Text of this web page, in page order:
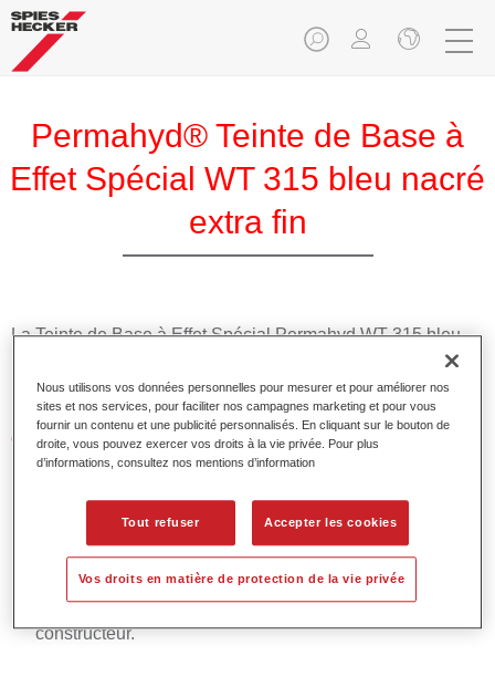
Permahyd® Teinte de Base à
Effet Spécial WT 315 bleu nacré
extra fin
La Teinte de Base à Effet Spécial Permahyd WT 315 bleu
nacré extra fin est utilisable dans les Prélaques Permahyd
Hi-TEC 480 et Permahyd 286.
Caractéristiques du produit
Application facile et rapide.
Permet des raccords faciles et efficaces.
Offre un très bon pouvoir couvrant.
Utilisée pour réparer les teintes à effet spéciaux d'origine
constructeur.
Nous utilisons vos données personnelles pour mesurer et pour améliorer nos
sites et nos services, pour faciliter nos campagnes marketing et pour vous
fournir un contenu et une publicité personnalisés. En cliquant sur le bouton de
droite, vous pouvez exercer vos droits à la vie privée. Pour plus
d’informations, consultez nos mentions d’information
Tout refuser Accepter les cookies
Vos droits en matière de protection de la vie privée